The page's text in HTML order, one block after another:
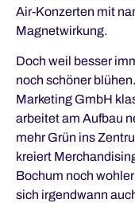
Air-Konzerten mit
Magnetwirkung.
Doch weil besser
noch schöner
Marketing GmbH
arbeitet am Aufbau
mehr Grün ins
kreiert
Bochum noch
sich irgendwann